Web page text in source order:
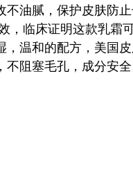
油腻，保护皮肤防
，临床证明这款乳霜
温和的配方，美国
阻塞毛孔，成分安